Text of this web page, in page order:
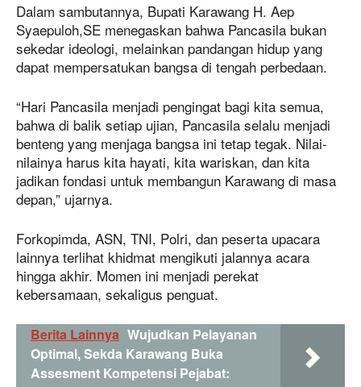
Dalam sambutannya, Bupati Karawang H. Aep
Syaepuloh,SE menegaskan bahwa Pancasila bukan
sekedar ideologi, melainkan pandangan hidup yang
dapat mempersatukan bangsa di tengah perbedaan.
“Hari Pancasila menjadi pengingat bagi kita semua,
bahwa di balik setiap ujian, Pancasila selalu menjadi
benteng yang menjaga bangsa ini tetap tegak. Nilai-
nilainya harus kita hayati, kita wariskan, dan kita
jadikan fondasi untuk membangun Karawang di masa
depan,” ujarnya.
Forkopimda, ASN, TNI, Polri, dan peserta upacara
lainnya terlihat khidmat mengikuti jalannya acara
hingga akhir. Momen ini menjadi perekat
kebersamaan, sekaligus penguat.
Berita Lainnya Wujudkan Pelayanan
Optimal, Sekda Karawang Buka
Assesment Kompetensi Pejabat: